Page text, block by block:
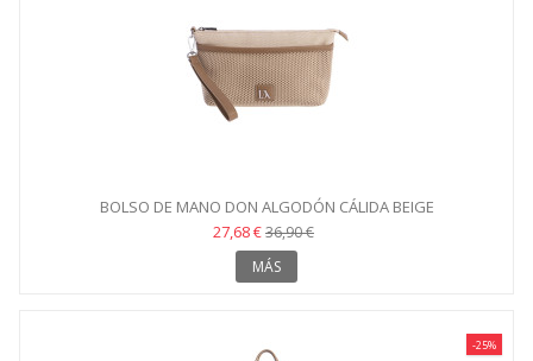
BOLSO DE MANO DON ALGODÓN CÁLIDA BEIGE
27,68 €36,90 €
MÁS
-25%